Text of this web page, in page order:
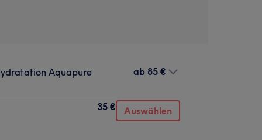
Aquapure ab 85 €
35 € Auswählen